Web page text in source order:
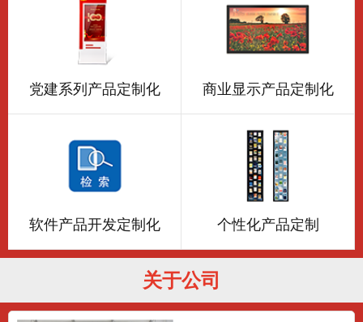
党建系列产品定制化 商业显示产品定制化
软件产品开发定制化 个性化产品定制
关于公司